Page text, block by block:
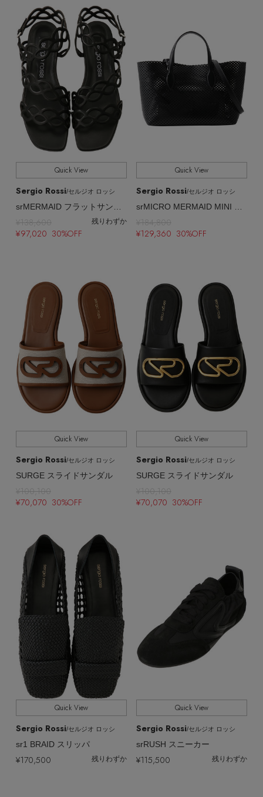
【ジュエリー】シルバーでクールに
ジャケット
ニット
コート
ルームウェア・パジャマ
レインシューズ
ブーツ
ハンドバッグ
財布・小物
ボディバッグ・ウェストポーチ
クラッチバッグ
ボストンバッグ
スーツケース
スマートフォンケース・タブレットケース
アイウェア
ベルト
グローブ
レッグウェア
その他(傘・ハンカチ・時計など)
バングル・ブレスレット
リング
コサージュ・ブローチ
アンクレット
チャーム
インナー
ウェア
シューズ
バッグ・小物
水着・スイムウェア
CONTENTS
特集一覧
NEW IN BRAND
HOT STYLE
メルマガ PICKUP
PERSONAL COLOR
エディター厳選ギフト
【エディターズ・エッセンシャル】
ベーシックとトレンドが交差する16の名品
COLOR 全てのカラー
PATTERN 全てのパターン
SHOES SIZE 全てのシューズサイズ
販売状況 すべて
価格 全ての価格
Quick View
Sergio Rossi/セルジオ ロッシ
¥138,600 残りわずか
¥97,020 30%OFF
Quick View
Sergio Rossi/セルジオ ロッシ
¥184,800
¥129,360 30%OFF
Quick View
Sergio Rossi/セルジオ ロッシ
SURGE スライドサンダル
¥100,100
¥70,070 30%OFF
Quick View
Sergio Rossi/セルジオ ロッシ
SURGE スライドサンダル
¥100,100
¥70,070 30%OFF
Quick View
Sergio Rossi/セルジオ ロッシ
sr1 BRAID スリッパ
¥170,500 残りわずか
Quick View
Sergio Rossi/セルジオ ロッシ
srRUSH スニーカー
¥115,500 残りわずか